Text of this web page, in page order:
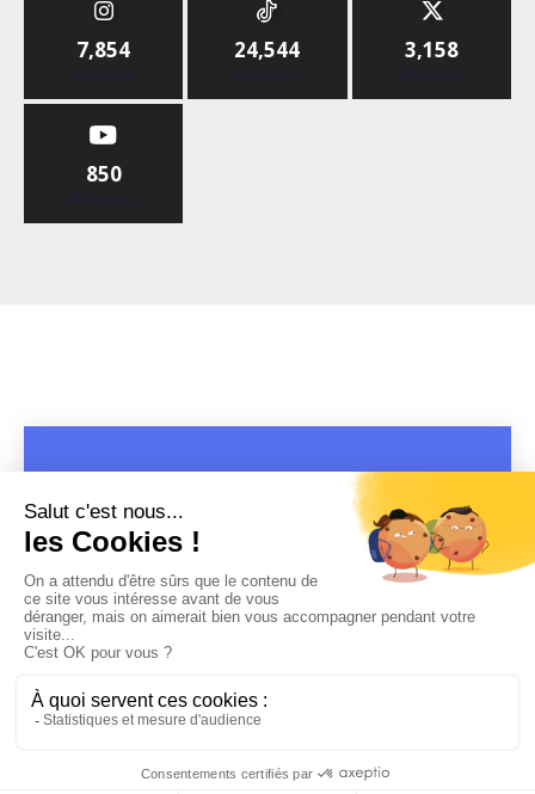
7,854
Abonnés
24,544
Abonnés
3,158
Abonnés
850
Abonnés
MENTIONS LÉGALES-POLITIQUE DE CONFIDENTIALITÉ